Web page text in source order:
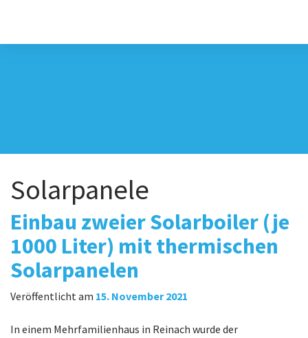
Solarpanele
Einbau zweier Solarboiler (je
1000 Liter) mit thermischen
Solarpanelen
Veröffentlicht am 15. November 2021
In einem Mehrfamilienhaus in Reinach wurde der